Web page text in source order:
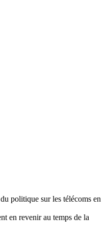
politique sur les télécoms en
en revenir au temps de la